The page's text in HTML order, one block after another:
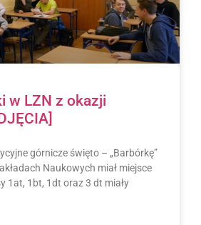
w LZN z okazji
górnicze święto – „Barbórkę”
Naukowych miał miejsce
1at, 1bt, 1dt oraz 3 dt miały